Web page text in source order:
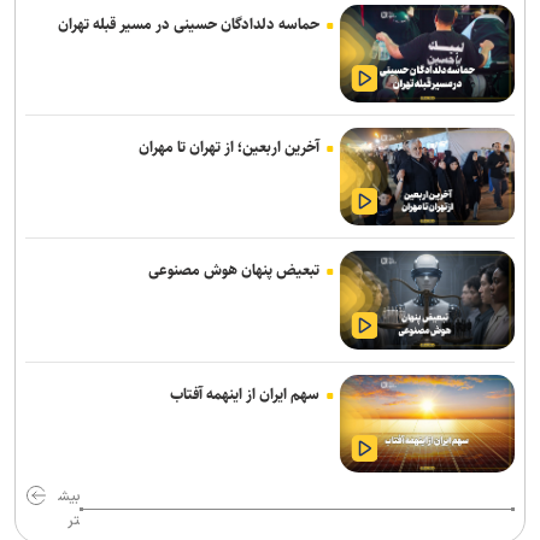
انفجار در حومه دمشق چند کشته و زخمی برجا گذاشت
برگزاری مجمع آژانس انرژی اتمی اوایل شهریور در آمریکا
یمن: نقشه عربستان برای حمله به صنعاء را در نطفه خفه کردیم
پیام هشدار مقاومت یمن به ریاض
قدردانی از حضور حماسی ملت مبعوث شده در راهپیمایی اربعین
ترامپ با تهدید افشاگران، بحران مهمات آمریکا را انکار کرد
شده‌اند
جلسات صحن علنی مجلس هفته آینده برگزار می‌شود
بیانیۀ خانواده شهید لاریجانی دربارۀ گمانه‌زنی‌های رسانه‌ای
حماسه دلدادگان حسینی در مسیر قبله تهران
آخرین اربعین؛ از تهران تا مهران
تبعیض پنهان هوش مصنوعی
سهم ایران از اینهمه آفتاب
بیش
تر